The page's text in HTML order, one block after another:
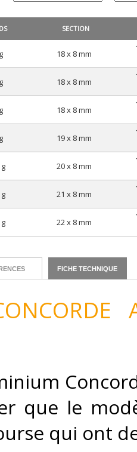
SECTION
18 x 8 mm
18 x 8 mm
18 x 8 mm
19 x 8 mm
g 20 x 8 mm
g 21 x 8 mm
g 22 x 8 mm
FICHE TECHNIQUE
que le
qui ont